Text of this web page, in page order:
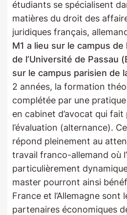
étudiants se spécialisent
matières du droit des
juridiques français,
M1 a lieu sur le campus
de l’Université de Passau
sur le campus parisien de
2 années, la formation
complétée par une
en cabinet d’avocat qui
l’évaluation (alternance).
répond pleinement au
travail franco-allemand où
particulièrement
master pourront ainsi
France et l’Allemagne sont
partenaires économiques